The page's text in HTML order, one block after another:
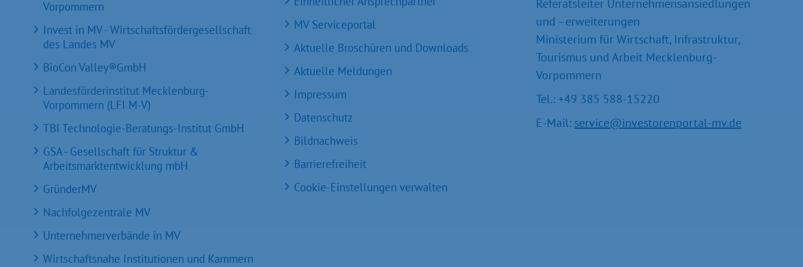
Vorpommern
Invest in MV - Wirtschaftsfördergesellschaft
des Landes MV
BioCon Valley®GmbH
Landesförderinstitut Mecklenburg-
Vorpommern (LFI M-V)
TBI Technologie-Beratungs-Institut GmbH
GSA - Gesellschaft für Struktur &
Arbeitsmarktentwicklung mbH
GründerMV
Nachfolgezentrale MV
Unternehmerverbände in MV
Wirtschaftsnahe Institutionen und Kammern
MV Serviceportal
Aktuelle Broschüren und Downloads
Aktuelle Meldungen
Impressum
Datenschutz
Bildnachweis
Barrierefreiheit
Cookie-Einstellungen verwalten
Referatsleiter Unternehmensansiedlungen
und –erweiterungen
Ministerium für Wirtschaft, Infrastruktur,
Tourismus und Arbeit Mecklenburg-
Vorpommern
Tel.: +49 385 588-15220
E-Mail: service@investorenportal-mv.de